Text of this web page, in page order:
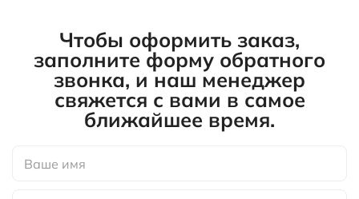
Чтобы оформить заказ,
заполните форму обратного
звонка, и наш менеджер
свяжется с вами в самое
ближайшее время.